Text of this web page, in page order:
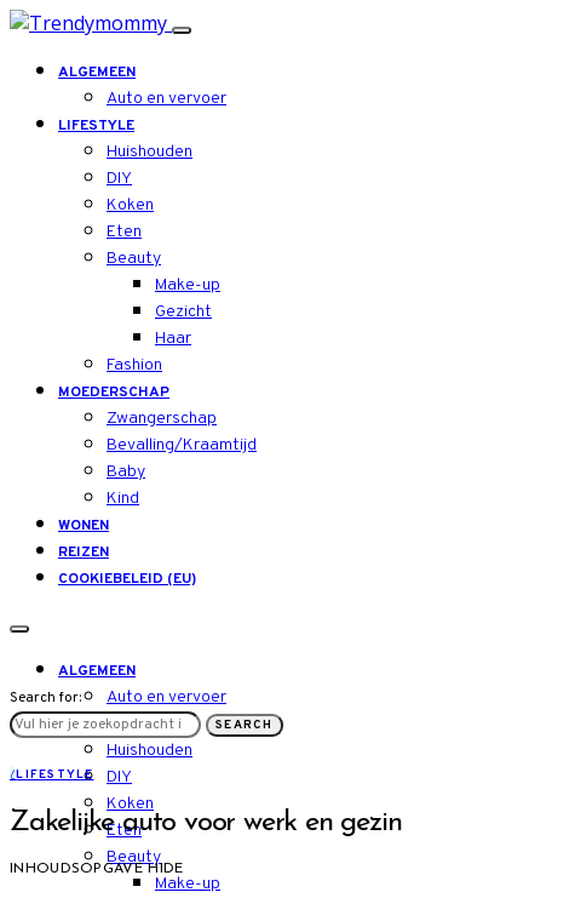
ALGEMEEN
Auto en vervoer
LIFESTYLE
Huishouden
DIY
Koken
Eten
Beauty
Make-up
Gezicht
Haar
Fashion
MOEDERSCHAP
Zwangerschap
Bevalling/Kraamtijd
Baby
Kind
WONEN
REIZEN
COOKIEBELEID (EU)
ALGEMEEN
Auto en vervoer
LIFESTYLE
Huishouden
DIY
Koken
Eten
Beauty
Make-up
Search for:
SEARCH
LLIFESTYLE
Zakelijke auto voor werk en gezin
INHOUDSOPGAVEHIDE